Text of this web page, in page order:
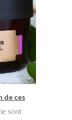
de ces
sont